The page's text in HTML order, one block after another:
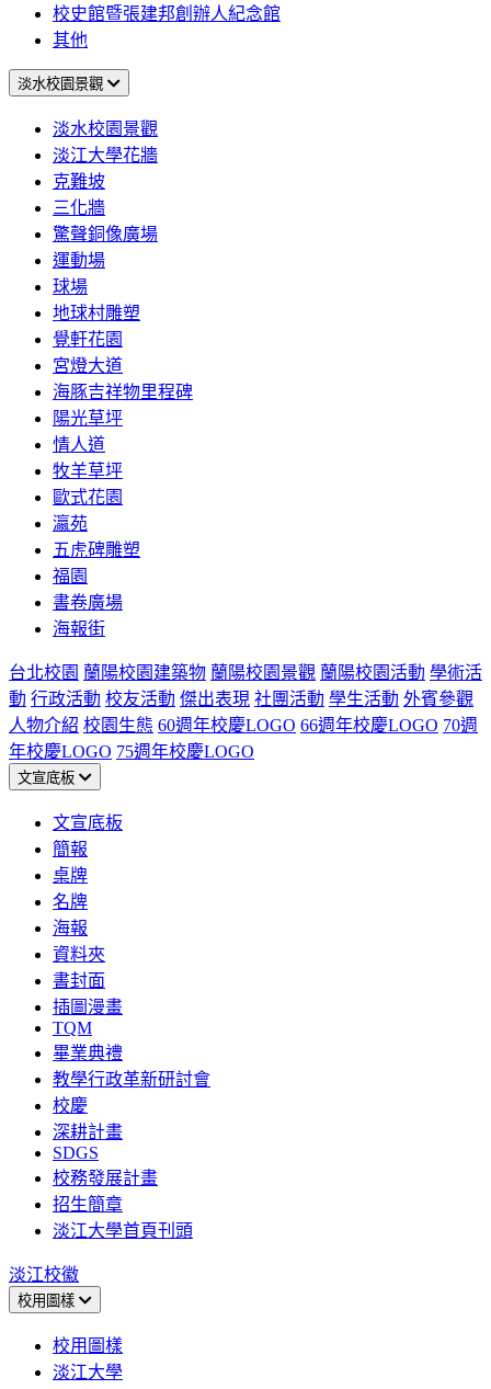
校史館暨張建邦創辦人紀念館
其他
淡水校園景觀
淡水校園景觀
淡江大學花牆
克難坡
三化牆
驚聲銅像廣場
運動場
球場
地球村雕塑
覺軒花園
宮燈大道
海豚吉祥物里程碑
陽光草坪
情人道
牧羊草坪
歐式花園
瀛苑
五虎碑雕塑
福園
書卷廣場
海報街
台北校園 蘭陽校園建築物 蘭陽校園景觀 蘭陽校園活動 學術活
動 行政活動 校友活動 傑出表現 社團活動 學生活動 外賓參觀
人物介紹 校園生態 60週年校慶LOGO 66週年校慶LOGO 70週
年校慶LOGO 75週年校慶LOGO
文宣底板
文宣底板
簡報
桌牌
名牌
海報
資料夾
書封面
插圖漫畫
TQM
畢業典禮
教學行政革新研討會
校慶
深耕計畫
SDGS
校務發展計畫
招生簡章
淡江大學首頁刊頭
淡江校徽
校用圖樣
校用圖樣
淡江大學